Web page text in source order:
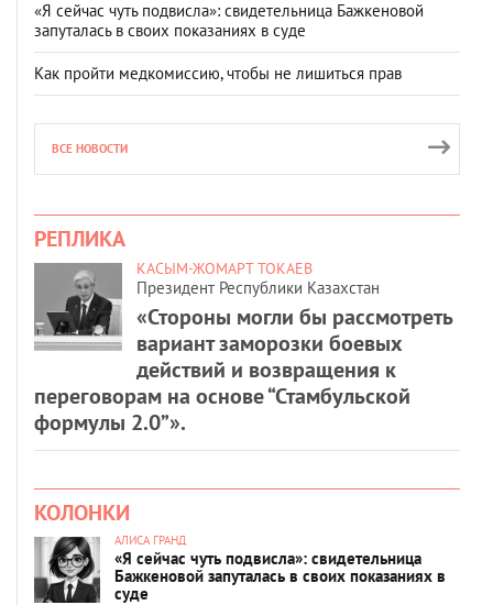
«Я сейчас чуть подвисла»: свидетельница Бажкеновой
запуталась в своих показаниях в суде
Как пройти медкомиссию, чтобы не лишиться прав
ВСЕ НОВОСТИ
РЕПЛИКА
КАСЫМ-ЖОМАРТ ТОКАЕВ
Президент Республики Казахстан
«Стороны могли бы рассмотреть
вариант заморозки боевых
действий и возвращения к
переговорам на основе “Стамбульской
формулы 2.0”».
КОЛОНКИ
АЛИСА ГРАНД
«Я сейчас чуть подвисла»: свидетельница
Бажкеновой запуталась в своих показаниях в
суде